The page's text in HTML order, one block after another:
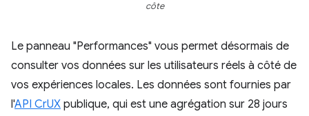
côte
Le panneau "Performances" vous permet désormais de
consulter vos données sur les utilisateurs réels à côté de
vos expériences locales. Les données sont fournies par
l'API CrUX publique, qui est une agrégation sur 28 jours